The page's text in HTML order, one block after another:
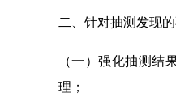
二、针对抽测发现
（一）强化抽测结
理；